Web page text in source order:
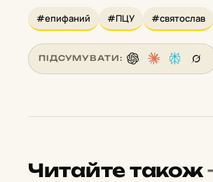
#епифаний #ПЦУ #святослав
ПІДСУМУВАТИ:
Читайте також